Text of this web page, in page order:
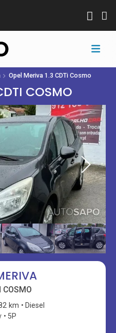
Opel Meriva 1.3 CDTi Cosmo
COSMO
COSMO
km
Diesel
5P